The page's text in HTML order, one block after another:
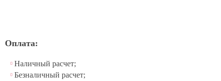
Оплата:
Наличный расчет;
Безналичный расчет;